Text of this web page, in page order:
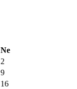
Ne
2
9
16